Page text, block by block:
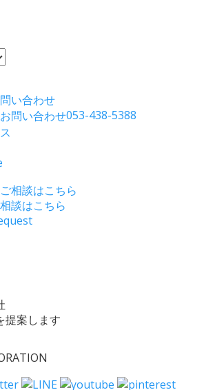
い合わせ
053-438-5388
談はこちら
提案します